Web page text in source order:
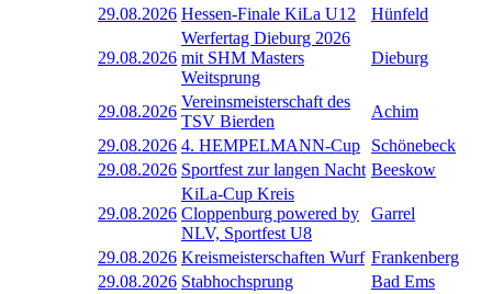
29.08.2026 Hessen-Finale KiLa U12 Hünfeld
29.08.2026
Werfertag Dieburg 2026
mit SHM Masters
Weitsprung
Dieburg
29.08.2026
Vereinsmeisterschaft des
TSV Bierden
Achim
29.08.2026 4. HEMPELMANN-Cup
Schönebeck
29.08.2026 Sportfest zur langen Nacht Beeskow
29.08.2026
KiLa-Cup Kreis
Cloppenburg powered by
NLV, Sportfest U8
Garrel
29.08.2026 Kreismeisterschaften Wurf Frankenberg
29.08.2026 Stabhochsprung
Bad Ems